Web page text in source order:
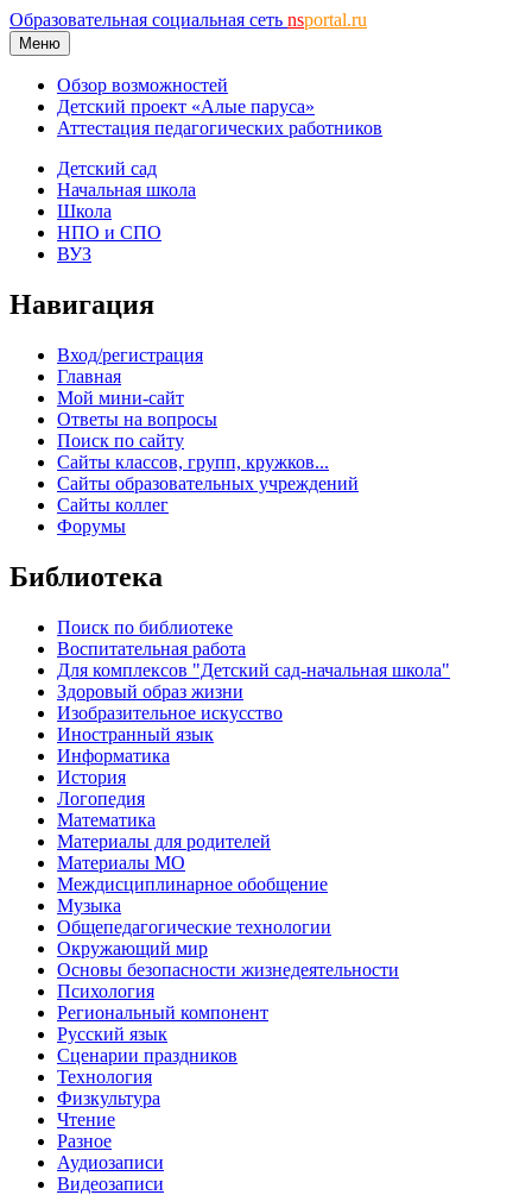
Образовательная социальная сеть nsportal.ru
Меню
Обзор возможностей
Детский проект «Алые паруса»
Аттестация педагогических работников
Детский сад
Начальная школа
Школа
НПО и СПО
ВУЗ
Навигация
Вход/регистрация
Главная
Мой мини-сайт
Ответы на вопросы
Поиск по сайту
Сайты классов, групп, кружков...
Сайты образовательных учреждений
Сайты коллег
Форумы
Библиотека
Поиск по библиотеке
Воспитательная работа
Для комплексов "Детский сад-начальная школа"
Здоровый образ жизни
Изобразительное искусство
Иностранный язык
Информатика
История
Логопедия
Математика
Материалы для родителей
Материалы МО
Междисциплинарное обобщение
Музыка
Общепедагогические технологии
Окружающий мир
Основы безопасности жизнедеятельности
Психология
Региональный компонент
Русский язык
Сценарии праздников
Технология
Физкультура
Чтение
Разное
Аудиозаписи
Видеозаписи